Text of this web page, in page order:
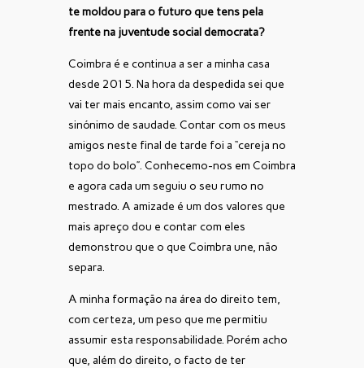
te moldou para o futuro que tens pela
frente na juventude social democrata?
Coimbra é e continua a ser a minha casa
desde 2015. Na hora da despedida sei que
vai ter mais encanto, assim como vai ser
sinónimo de saudade. Contar com os meus
amigos neste final de tarde foi a “cereja no
topo do bolo”. Conhecemo-nos em Coimbra
e agora cada um seguiu o seu rumo no
mestrado. A amizade é um dos valores que
mais apreço dou e contar com eles
demonstrou que o que Coimbra une, não
separa.
A minha formação na área do direito tem,
com certeza, um peso que me permitiu
assumir esta responsabilidade. Porém acho
que, além do direito, o facto de ter